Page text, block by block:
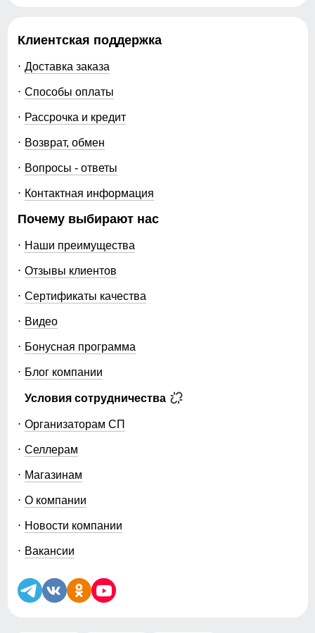
Клиентская поддержка
Доставка заказа
Способы оплаты
Рассрочка и кредит
Возврат, обмен
Вопросы - ответы
Контактная информация
Почему выбирают нас
Наши преимущества
Отзывы клиентов
Сертификаты качества
Видео
Бонусная программа
Блог компании
Условия сотрудничества
Организаторам СП
Селлерам
Магазинам
О компании
Новости компании
Вакансии